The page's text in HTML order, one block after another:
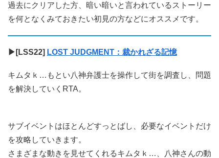
過去にクリアした方、暗い暗いと言われているストーリー
を何となくみておきたい初見の方などにオススメです。
▶[LSS22] LOST JUDGMENT：裁かれざる記憶
キムタｋ…もとい八神弁護士を操作して街を調査し、問題
を解決していくRTA。
サブイベントはほとんどすっとばし、必要なイベントだけ
を攻略していきます。
さまざまな動きを見せてくれるキムタｋ…、八神さんの動